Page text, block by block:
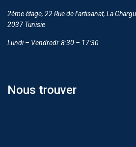
2éme étage, 22 Rue de l’artisanat, La
2037 Tunisie
Lundi – Vendredi: 8:30 – 17:30
Nous trouver